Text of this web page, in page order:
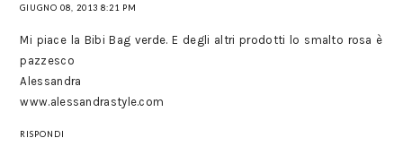
GIUGNO 08, 2013 8:21 PM
Mi piace la Bibi Bag verde. E degli altri prodotti lo smalto rosa è
pazzesco
Alessandra
www.alessandrastyle.com
RISPONDI